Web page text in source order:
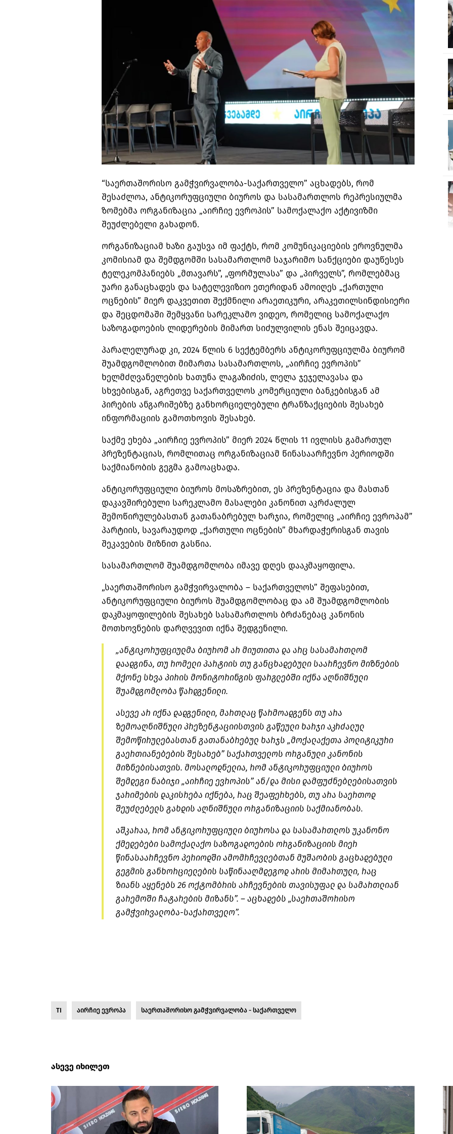
“საერთაშორისო გამჭვირვალობა-საქართველო” აცხადებს, რომ
შესაძლოა, ანტიკორუფციული ბიუროს და სასამართლოს რეპრესიულმა
ზომებმა ორგანიზაცია „აირჩიე ევროპის” სამოქალაქო აქტივიზმი
შეუძლებელი გახადონ.
ორგანიზაციამ ხაზი გაუსვა იმ ფაქტს, რომ კომუნიკაციების ეროვნულმა
კომისიამ და შემდგომში სასამართლომ საჯარიმო სანქციები დაუწესეს
ტელეკომპანიებს „მთავარს”, „ფორმულასა” და „პირველს”, რომლებმაც
უარი განაცხადეს და სატელევიზიო ეთერიდან ამოიღეს „ქართული
ოცნების” მიერ დაკვეთით შექმნილი არაეთიკური, არაკეთილსინდისიერი
და შეცდომაში შემყვანი სარეკლამო ვიდეო, რომელიც სამოქალაქო
საზოგადოების ლიდერების მიმართ სიძულვილის ენას შეიცავდა.
პარალელურად კი, 2024 წლის 6 სექტემბერს ანტიკორუფციულმა ბიურომ
შუამდგომლობით მიმართა სასამართლოს, „აირჩიე ევროპის”
ხელმძღვანელების ხათუნა ლაგაზიძის, ლელა ჯეჯელავასა და
სხვებისგან, აგრეთვე საქართველოს კომერციული ბანკებისგან ამ
პირების ანგარიშებზე განხორციელებული ტრანზაქციების შესახებ
ინფორმაციის გამოთხოვის შესახებ.
საქმე ეხება „აირჩიე ევროპის” მიერ 2024 წლის 11 ივლისს გამართულ
პრეზენტაციას, რომლითაც ორგანიზაციამ წინასაარჩევნო პერიოდში
საქმიანობის გეგმა გამოაცხადა.
ანტიკორუფციული ბიუროს მოსაზრებით, ეს პრეზენტაცია და მასთან
დაკავშირებული სარეკლამო მასალები კანონით აკრძალულ
შემოწირულებასთან გათანაბრებულ ხარჯია, რომელიც „აირჩიე ევროპამ”
პარტიის, სავარაუდოდ „ქართული ოცნების” მხარდაჭერისგან თავის
შეკავების მიზნით გასწია.
სასამართლომ შუამდგომლობა იმავე დღეს დააკმაყოფილა.
„საერთაშორისო გამჭვირვალობა – საქართველოს” შეფასებით,
ანტიკორუფციული ბიუროს შუამდგომლობაც და ამ შუამდგომლობის
დაკმაყოფილების შესახებ სასამართლოს ბრძანებაც კანონის
მოთხოვნების დარღვევით იქნა შედგენილი.
„ანტიკორუფციულმა ბიურომ არ მიუთითა და არც სასამართლომ
დაადგინა, თუ რომელი პარტიის თუ განცხადებული საარჩევნო მიზნების
მქონე სხვა პირის მონიტორინგის ფარგლებში იქნა აღნიშნული
შუამდგომლობა წარდგენილი.
ასევე არ იქნა დადგენილი, მართლაც წარმოადგენს თუ არა
ზემოაღნიშნული პრეზენტაციისთვის გაწეული ხარჯი აკრძალულ
შემოწირულებასთან გათანაბრებულ ხარჯს „მოქალაქეთა პოლიტიკური
გაერთიანებების შესახებ” საქართველოს ორგანული კანონის
მიზნებისათვის. მოსალოდნელია, რომ ანტიკორუფციული ბიუროს
შემდეგი ნაბიჯი „აირჩიე ევროპის” ან/და მისი დამფუძნებლებისათვის
ჯარიმების დაკისრება იქნება, რაც შეაფერხებს, თუ არა საერთოდ
შეუძლებელს გახდის აღნიშნული ორგანიზაციის საქმიანობას.
აშკარაა, რომ ანტიკორუფციული ბიუროსა და სასამართლოს უკანონო
ქმედებები სამოქალაქო საზოგადოების ორგანიზაციის მიერ
წინასაარჩევნო პერიოდში ამომრჩევლებთან მუშაობის გაცხადებული
გეგმის განხორციელების საწინააღმდეგოდ არის მიმართული, რაც
ზიანს აყენებს 26 ოქტომბრის არჩევნების თავისუფალ და სამართლიან
გარემოში ჩატარების მიზანს”. – აცხადებს „საერთაშორისო
გამჭვირვალობა-საქართველო”.
TI აირჩიე ევროპა საერთაშორისო გამჭვირვალობა - საქართველო
ასევე იხილეთ